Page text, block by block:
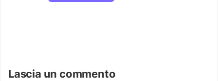
Lascia un commento